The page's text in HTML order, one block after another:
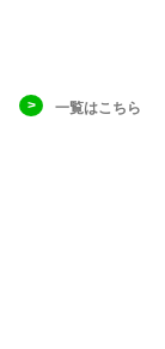
一覧はこちら